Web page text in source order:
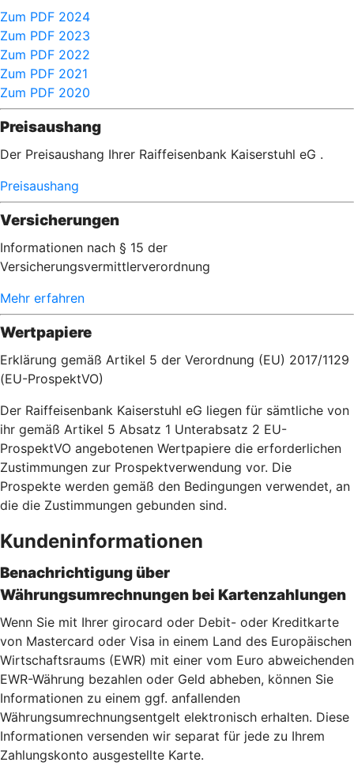
Zum PDF 2024
Zum PDF 2023
Zum PDF 2022
Zum PDF 2021
Zum PDF 2020
Preisaushang
Der Preisaushang Ihrer Raiffeisenbank Kaiserstuhl eG .
Preisaushang
Versicherungen
Informationen nach § 15 der
Versicherungsvermittlerverordnung
Mehr erfahren
Wertpapiere
Erklärung gemäß Artikel 5 der Verordnung (EU) 2017/1129
(EU-ProspektVO)
Der Raiffeisenbank Kaiserstuhl eG liegen für sämtliche von
ihr gemäß Artikel 5 Absatz 1 Unterabsatz 2 EU-
ProspektVO angebotenen Wertpapiere die erforderlichen
Zustimmungen zur Prospektverwendung vor. Die
Prospekte werden gemäß den Bedingungen verwendet, an
die die Zustimmungen gebunden sind.
Kundeninformationen
Benachrichtigung über
Währungsumrechnungen bei Kartenzahlungen
Wenn Sie mit Ihrer girocard oder Debit- oder Kreditkarte
von Mastercard oder Visa in einem Land des Europäischen
Wirtschaftsraums (EWR) mit einer vom Euro abweichenden
EWR-Währung bezahlen oder Geld abheben, können Sie
Informationen zu einem ggf. anfallenden
Währungsumrechnungsentgelt elektronisch erhalten. Diese
Informationen versenden wir separat für jede zu Ihrem
Zahlungskonto ausgestellte Karte.